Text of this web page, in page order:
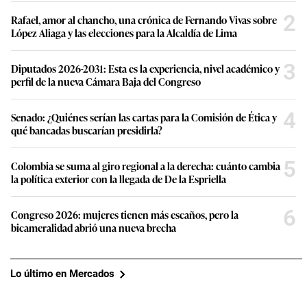
Rafael, amor al chancho, una crónica de Fernando Vivas sobre
López Aliaga y las elecciones para la Alcaldía de Lima
2
Diputados 2026-2031: Esta es la experiencia, nivel académico y
perfil de la nueva Cámara Baja del Congreso
3
Senado: ¿Quiénes serían las cartas para la Comisión de Ética y
qué bancadas buscarían presidirla?
4
Colombia se suma al giro regional a la derecha: cuánto cambia
la política exterior con la llegada de De la Espriella
5
Congreso 2026: mujeres tienen más escaños, pero la
bicameralidad abrió una nueva brecha
6
Lo último en Mercados